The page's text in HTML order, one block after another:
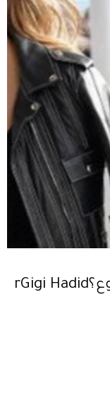
ماذا ارتدت النجمات هذا الأسبوع؟rGigi Hadid